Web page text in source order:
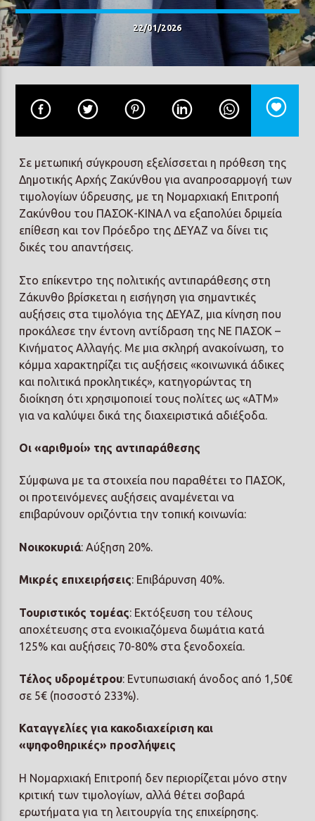
Prisma Radio 90,2
22/01/2026
Σε μετωπική σύγκρουση εξελίσσεται η πρόθεση της
Δημοτικής Αρχής Ζακύνθου για αναπροσαρμογή των
τιμολογίων ύδρευσης, με τη Νομαρχιακή Επιτροπή
Ζακύνθου του ΠΑΣΟΚ-ΚΙΝΑΛ να εξαπολύει δριμεία
επίθεση και τον Πρόεδρο της ΔΕΥΑΖ να δίνει τις
δικές του απαντήσεις.
Στο επίκεντρο της πολιτικής αντιπαράθεσης στη
Ζάκυνθο βρίσκεται η εισήγηση για σημαντικές
αυξήσεις στα τιμολόγια της ΔΕΥΑΖ, μια κίνηση που
προκάλεσε την έντονη αντίδραση της ΝΕ ΠΑΣΟΚ –
Κινήματος Αλλαγής. Με μια σκληρή ανακοίνωση, το
κόμμα χαρακτηρίζει τις αυξήσεις «κοινωνικά άδικες
και πολιτικά προκλητικές», κατηγορώντας τη
διοίκηση ότι χρησιμοποιεί τους πολίτες ως «ΑΤΜ»
για να καλύψει δικά της διαχειριστικά αδιέξοδα.
Οι «αριθμοί» της αντιπαράθεσης
Σύμφωνα με τα στοιχεία που παραθέτει το ΠΑΣΟΚ,
οι προτεινόμενες αυξήσεις αναμένεται να
επιβαρύνουν οριζόντια την τοπική κοινωνία:
Νοικοκυριά: Αύξηση 20%.
Μικρές επιχειρήσεις: Επιβάρυνση 40%.
Τουριστικός τομέας: Εκτόξευση του τέλους
αποχέτευσης στα ενοικιαζόμενα δωμάτια κατά
125% και αυξήσεις 70-80% στα ξενοδοχεία.
Τέλος υδρομέτρου: Εντυπωσιακή άνοδος από 1,50€
σε 5€ (ποσοστό 233%).
Καταγγελίες για κακοδιαχείριση και
«ψηφοθηρικές» προσλήψεις
Η Νομαρχιακή Επιτροπή δεν περιορίζεται μόνο στην
κριτική των τιμολογίων, αλλά θέτει σοβαρά
ερωτήματα για τη λειτουργία της επιχείρησης.